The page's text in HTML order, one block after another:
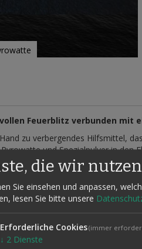
Feuerblitz verbunden mit
zu verbergendes Hilfsmittel,
und Spezialpulver in
einen Funkensprühregen. Der
beim Anfassen des
Blitze sowie Funkenpulver für
die wir
Sie einsehen und anpassen,
lesen Sie bitte unsere
Erforderliche Cookies(immer
↓ 2 Dienste